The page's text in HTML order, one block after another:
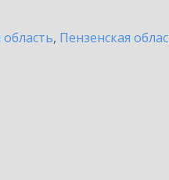
, Пензенская